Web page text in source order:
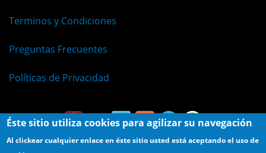
Terminos y Condiciones
Preguntas Frecuentes
Políticas de Privacidad
Éste sitio utiliza cookies para agilizar su navegación
Al clickear cualquier enlace en éste sitio usted está aceptando el uso de